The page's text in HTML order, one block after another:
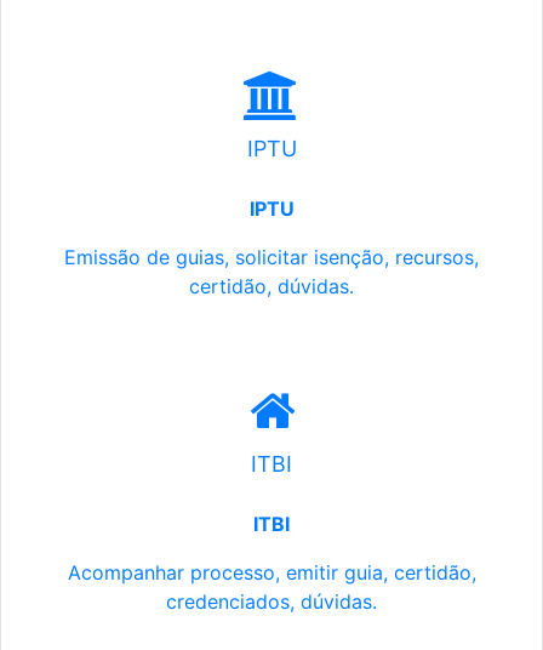
IPTU
IPTU
Emissão de guias, solicitar isenção, recursos,
certidão, dúvidas.
ITBI
ITBI
Acompanhar processo, emitir guia, certidão,
credenciados, dúvidas.